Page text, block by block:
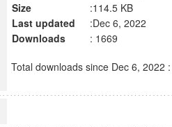
Size
:114.5 KB
Last updated
:Dec 6, 2022
Downloads
: 1669
Total downloads since Dec 6, 2022